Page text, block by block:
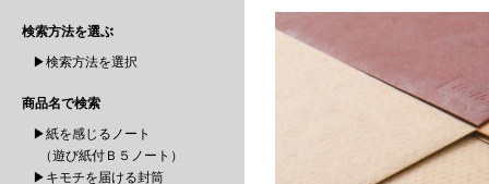
検索方法を選ぶ
▶検索方法を選択
商品名で検索
▶紙を感じるノート
（遊び紙付Ｂ５ノート）
▶キモチを届ける封筒